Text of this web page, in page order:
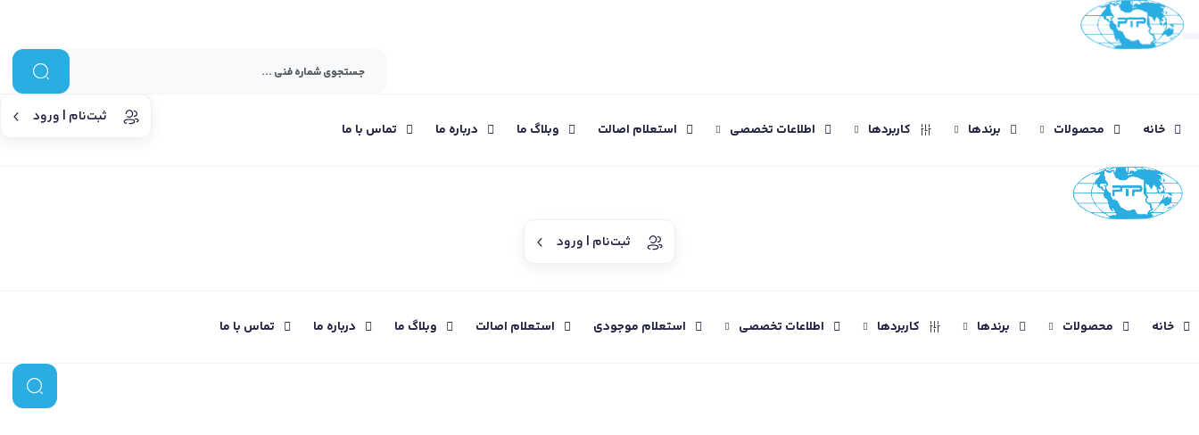
ثبت‌نام | ورود
خانه محصولات برندها کاربردها اطلاعات تخصصی استعلام اصالت وبلاگ ما درباره ما تماس با ما
ثبت‌نام | ورود
خانه محصولات برندها کاربردها اطلاعات تخصصی استعلام موجودی استعلام اصالت وبلاگ ما درباره ما تماس با ما